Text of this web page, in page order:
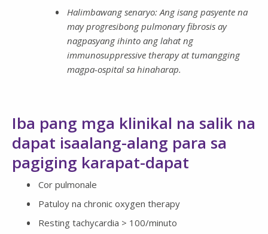
Halimbawang senaryo: Ang isang pasyente na
may progresibong pulmonary fibrosis ay
nagpasyang ihinto ang lahat ng
immunosuppressive therapy at tumangging
magpa-ospital sa hinaharap.
Iba pang mga klinikal na salik na
dapat isaalang-alang para sa
pagiging karapat-dapat
Cor pulmonale
Patuloy na chronic oxygen therapy
Resting tachycardia > 100/minuto